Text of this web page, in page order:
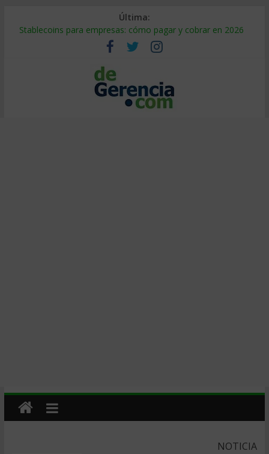
Última:
Stablecoins para empresas: cómo pagar y cobrar en 2026
Despido silencioso: qué es y por qué sale tan caro
IA en selección de personal: cómo auditarla a tiempo
Trabajo forzoso en la cadena de suministro: qué hacer
Mercado hispano de EE. UU.: cómo segmentarlo y venderle
NOTICIA